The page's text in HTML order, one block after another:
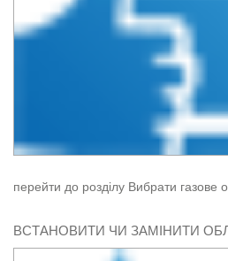
перейти до розділу вибрати газове
ВСТАНОВИТИ ЧИ ЗАМІНИТИ